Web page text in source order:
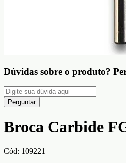
Dúvidas sobre o produto?
Perguntar
Broca Carbide
Cód: 109221